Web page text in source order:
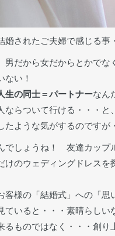
婚されたご夫婦で感じる事
男だから女だからとかで
ない！
生の同士＝パートナーなん
ならついて行ける・・・
たような気がするのですが
でしょうね！ 友達カップ
けのウェディングドレス
客様の「結婚式」への「
ていると・・・素晴らしい
るものではなく・・・創り